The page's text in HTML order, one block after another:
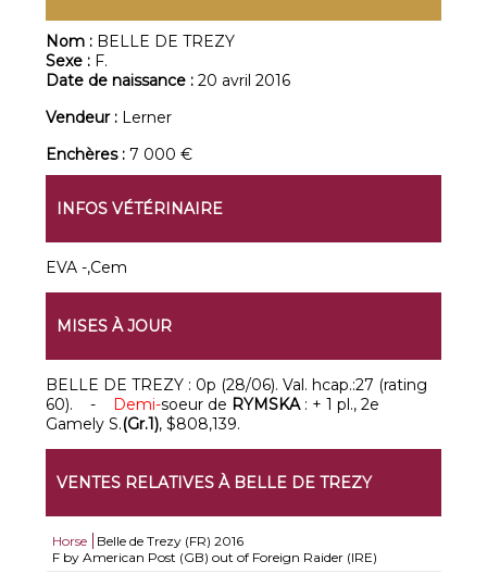
Nom : BELLE DE TREZY
Sexe : F.
Date de naissance :20 avril 2016
Vendeur : Lerner
Enchères :7 000 €
INFOS VÉTÉRINAIRE
EVA -,Cem
MISES À JOUR
BELLE DE TREZY : 0p (28/06). Val. hcap.:27 (rating
60). - Demi-soeur de RYMSKA: + 1 pl., 2e
Gamely S.(Gr.1), $808,139.
VENTES RELATIVES À BELLE DE TREZY
Horse Belle de Trezy (FR) 2016
F by American Post (GB) out of Foreign Raider (IRE)